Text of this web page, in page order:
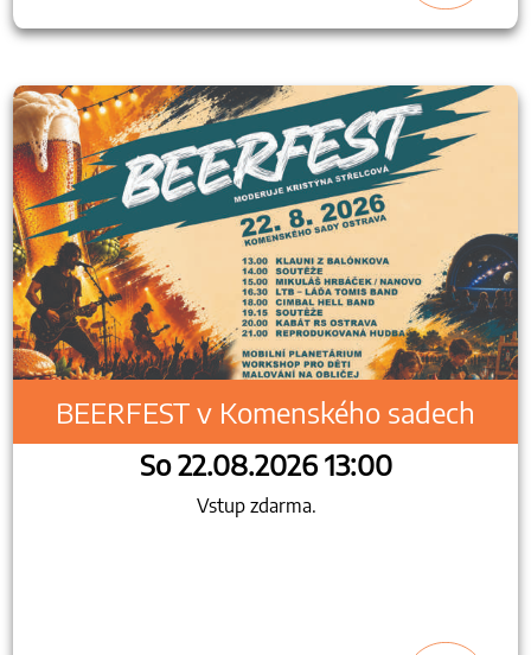
BEERFEST v Komenského sadech
So 22.08.2026 13:00
Vstup zdarma.